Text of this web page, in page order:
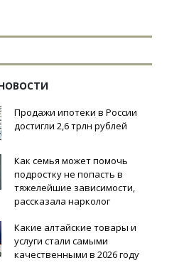
Продажи ипотеки в России
достигли 2,6 трлн рублей
Как семья может помочь
подростку не попасть в
тяжелейшие зависимости,
рассказала нарколог
Какие алтайские товары и
услуги стали самыми
качественными в 2026 году